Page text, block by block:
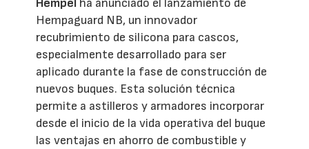
Hempaguard NB, un innovador
recubrimiento de silicona para cascos,
especialmente desarrollado para ser
aplicado durante la fase de construcción de
nuevos buques. Esta solución técnica
permite a astilleros y armadores incorporar
desde el inicio de la vida operativa del buque
las ventajas en ahorro de combustible y